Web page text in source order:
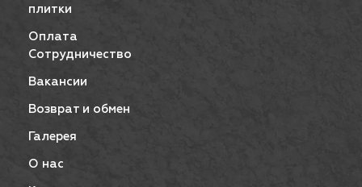
плитки
Оплата
Сотрудничество
Вакансии
Возврат и обмен
Галерея
О нас